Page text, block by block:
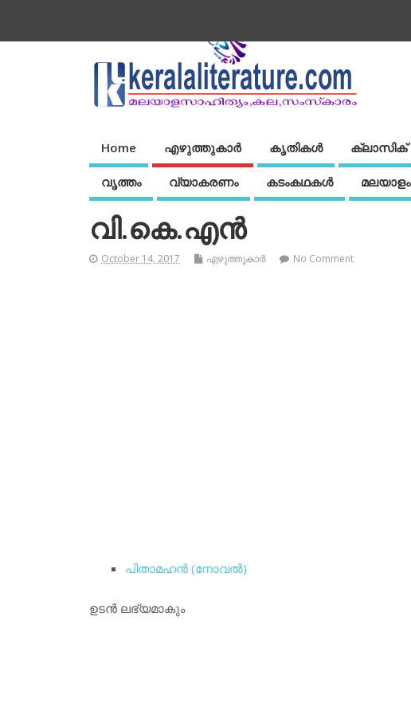
Home എഴുത്തുകാര്‍ കൃതികൾ ക്ലാസിക്
വൃത്തം വ്യാകരണം കടംകഥകള്‍ മലയാളം
വി.കെ.എന്‍
October 14, 2017 എഴുത്തുകാര്‍ No Comment
പിതാമഹന്‍ (നോവല്‍)
ഉടന്‍ ലഭ്യമാകും